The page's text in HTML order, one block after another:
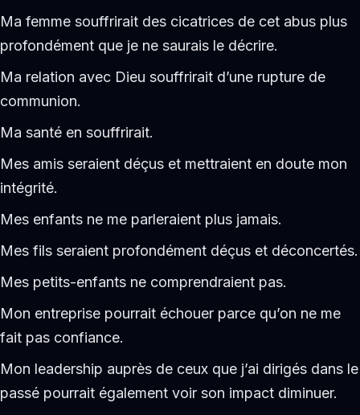
Ma femme souffrirait des cicatrices de cet abus plus
profondément que je ne saurais le décrire.
Ma relation avec Dieu souffrirait d’une rupture de
communion.
Ma santé en souffrirait.
Mes amis seraient déçus et mettraient en doute mon
intégrité.
Mes enfants ne me parleraient plus jamais.
Mes fils seraient profondément déçus et déconcertés.
Mes petits-enfants ne comprendraient pas.
Mon entreprise pourrait échouer parce qu’on ne me
fait pas confiance.
Mon leadership auprès de ceux que j’ai dirigés dans le
passé pourrait également voir son impact diminuer.